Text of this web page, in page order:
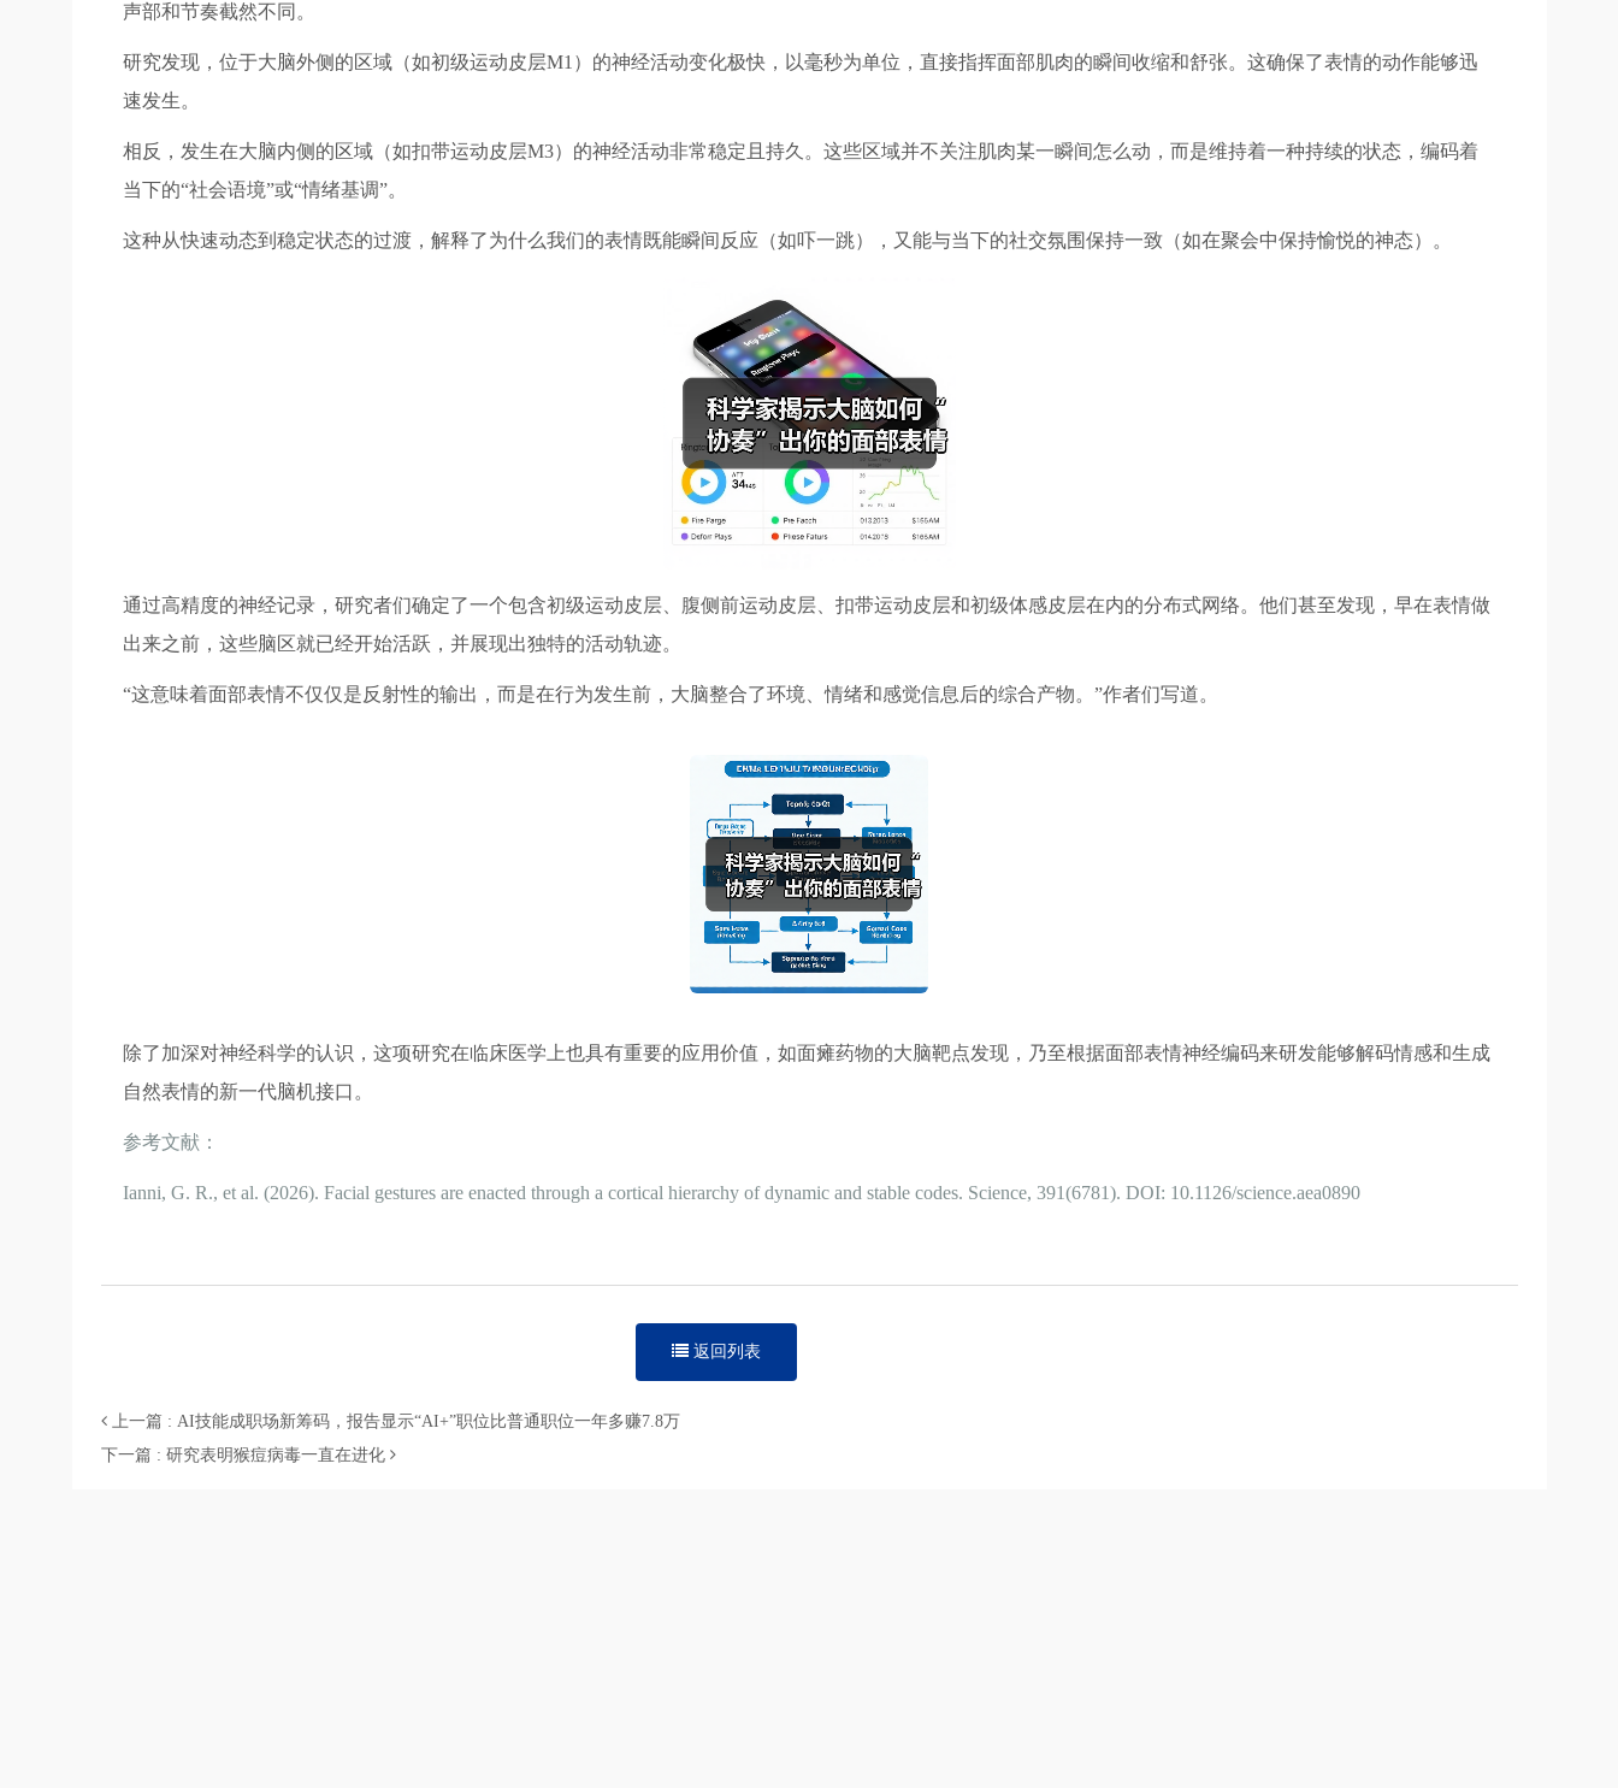
声部和节奏截然不同。
研究发现，位于大脑外侧的区域（如初级运动皮层M1）的神经活动变化极快，以毫秒为单位，直接指挥面部肌肉的瞬间收缩和舒张。这确保了表情的动作能够迅
速发生。
相反，发生在大脑内侧的区域（如扣带运动皮层M3）的神经活动非常稳定且持久。这些区域并不关注肌肉某一瞬间怎么动，而是维持着一种持续的状态，编码着
当下的“社会语境”或“情绪基调”。
这种从快速动态到稳定状态的过渡，解释了为什么我们的表情既能瞬间反应（如吓一跳），又能与当下的社交氛围保持一致（如在聚会中保持愉悦的神态）。
通过高精度的神经记录，研究者们确定了一个包含初级运动皮层、腹侧前运动皮层、扣带运动皮层和初级体感皮层在内的分布式网络。他们甚至发现，早在表情做
出来之前，这些脑区就已经开始活跃，并展现出独特的活动轨迹。
“这意味着面部表情不仅仅是反射性的输出，而是在行为发生前，大脑整合了环境、情绪和感觉信息后的综合产物。”作者们写道。
除了加深对神经科学的认识，这项研究在临床医学上也具有重要的应用价值，如面瘫药物的大脑靶点发现，乃至根据面部表情神经编码来研发能够解码情感和生成
自然表情的新一代脑机接口。
参考文献：
Ianni, G. R., et al. (2026). Facial gestures are enacted through a cortical hierarchy of dynamic and stable codes. Science, 391(6781). DOI: 10.1126/science.aea0890
返回列表
上一篇 : AI技能成职场新筹码，报告显示“AI+”职位比普通职位一年多赚7.8万
下一篇 : 研究表明猴痘病毒一直在进化